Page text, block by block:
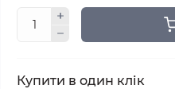
Купити в один клік